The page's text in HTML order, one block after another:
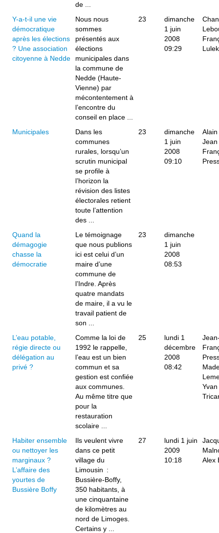
de ...
Y-a-t-il une vie
démocratique
après les élections
? Une association
citoyenne à Nedde
Nous nous
sommes
présentés aux
élections
municipales dans
la commune de
Nedde (Haute-
Vienne) par
mécontentement à
l’encontre du
conseil en place ...
23
dimanche
1 juin
2008
09:29
Lulek
Municipales
­Dans les
communes
rurales, lorsqu’un
scrutin municipal
se profile à
l’horizon la
révision des listes
électorales retient
toute l’attention
des ...
23
dimanche
1 juin
2008
09:10
Jean
Quand la
démagogie
chasse la
démocratie
Le témoignage
que nous publions
ici est celui d’un
maire d’une
commune de
l’Indre. Après
quatre mandats
de maire, il a vu le
travail patient de
son ...
23
dimanche
1 juin
2008
08:53
L’eau potable,
régie directe ou
délégation au
privé ?
Comme la loi de
1992 le rappelle,
l’eau est un bien
commun et sa
gestion est confiée
aux communes.
Au même titre que
pour la
restauration
scolaire ...
25
lundi 1
décembre
2008
08:42
Yvan
Habiter ensemble
ou nettoyer les
marginaux ?
L’affaire des
yourtes de
Bussière Boffy
Ils veulent vivre
dans ce petit
village du
Limousin :
Bussière-Boffy,
350 habitants, à
une cinquantaine
de kilomètres au
nord de Limoges.
Certains y ...
27
lundi 1 juin
2009
10:18
Alex